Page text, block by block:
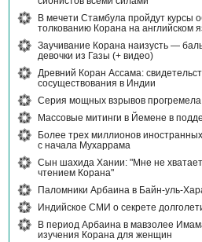
В мечети Стамбула пройдут курсы
толкованию Корана на английском
Заучивание Корана наизусть —
девочки из Газы (+ видео)
Древний Коран Ассама:
сосуществования в Индии
Серия мощных взрывов
Массовые митинги в Йемене в
Более трех миллионов
с начала Мухаррама
Сын шахида Хании: "Мне не
чтением Корана"
Паломники Арбаина в Байн-уль-
Индийское СМИ о секрете
В период Арбаина в мавзолее
изучения Корана для женщин